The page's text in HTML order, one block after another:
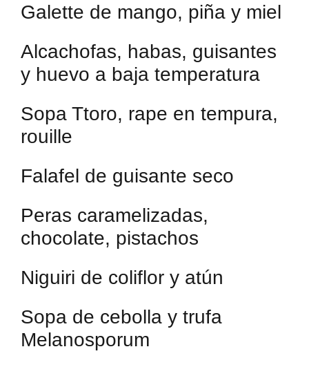
Galette de mango, piña y miel
Alcachofas, habas, guisantes
y huevo a baja temperatura
Sopa Ttoro, rape en tempura,
rouille
Falafel de guisante seco
Peras caramelizadas,
chocolate, pistachos
Niguiri de coliflor y atún
Sopa de cebolla y trufa
Melanosporum